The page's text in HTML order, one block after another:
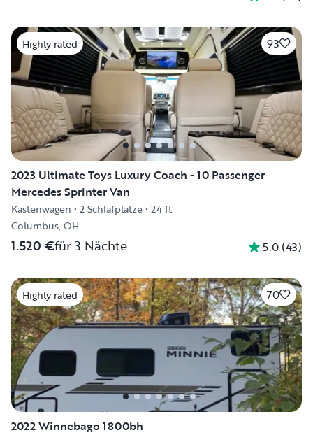
Highly rated 93
2023 Ultimate Toys Luxury Coach - 10 Passenger
Mercedes Sprinter Van
Kastenwagen • 2 Schlafplätze• 24 ft
Columbus, OH
1.520 €für 3 Nächte 5.0 (43)
Highly rated 70
2022 Winnebago 1800bh